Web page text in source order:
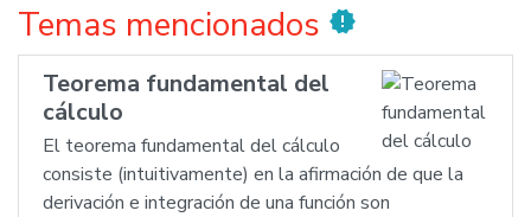
Temas mencionados new_releases
Teorema fundamental del
cálculo
El teorema fundamental del cálculo
consiste (intuitivamente) en la afirmación de que la
derivación e integración de una función son